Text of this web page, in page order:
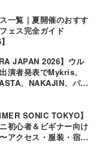
一覧｜夏開催のおすす
ェス完全ガイド
JAPAN 2026】ウル
演者発表でMykris、
、NAKAJIN、パソ
SONIC TOKYO】
初心者＆ビギナー向け
アクセス・服装・宿泊